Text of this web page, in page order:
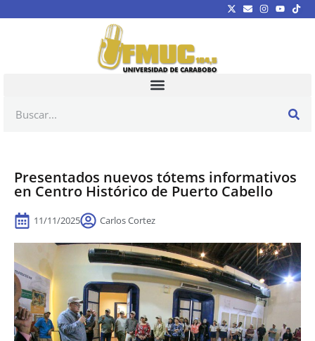
Presentados nuevos tótems informativos
en Centro Histórico de Puerto Cabello
11/11/2025 Carlos Cortez